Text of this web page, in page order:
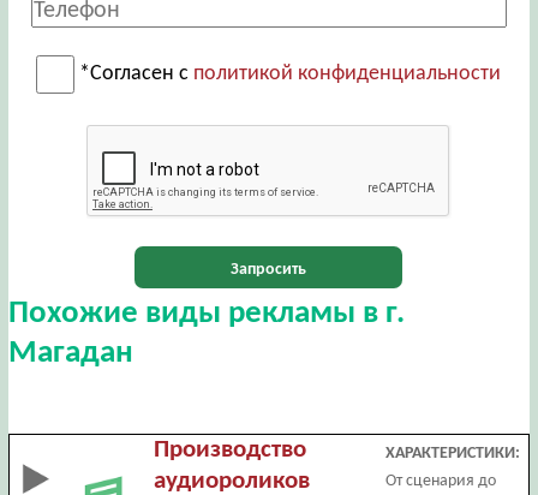
*Согласен с политикой конфиденциальности
Запросить
Похожие виды рекламы в г.
Магадан
Производство
аудиороликов
ХАРАКТЕРИСТИКИ:
От сценария до